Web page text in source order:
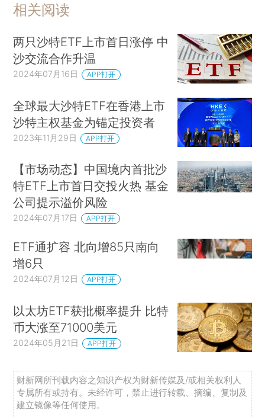
相关阅读
两只沙特ETF上市首日涨停 中
沙交流合作升温
2024年07月16日 APP打开
全球最大沙特ETF在香港上市
沙特主权基金为锚定投资者
2023年11月29日 APP打开
【市场动态】中国境内首批沙
特ETF上市首日交投火热 基金
公司提示溢价风险
2024年07月17日 APP打开
ETF通扩容 北向增85只南向
增6只
2024年07月12日 APP打开
以太坊ETF获批概率提升 比特
币大涨至71000美元
2024年05月21日 APP打开
财新网所刊载内容之知识产权为财新传媒及/或相关权利人
专属所有或持有。未经许可，禁止进行转载、摘编、复制及
建立镜像等任何使用。